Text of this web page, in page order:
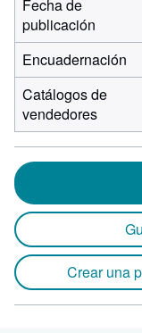
Fecha de
publicación
Encuadernación
Catálogos de
vendedores
Crear una